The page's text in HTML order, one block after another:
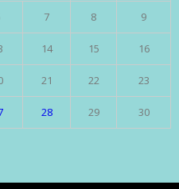
7 8 9
14 15 16
21 22 23
28 29 30